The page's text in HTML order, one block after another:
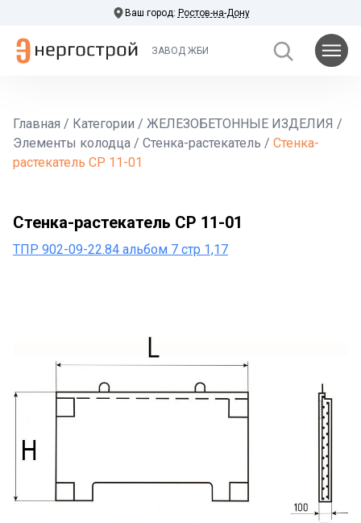
Ваш город: Ростов-на-Дону
ЗАВОД ЖБИ
Главная / Категории / ЖЕЛЕЗОБЕТОННЫЕ ИЗДЕЛИЯ /
Элементы колодца / Стенка-растекатель / Стенка-
растекатель СР 11-01
Стенка-растекатель СР 11-01
ТПР 902-09-22.84 альбом 7 стр 1,17